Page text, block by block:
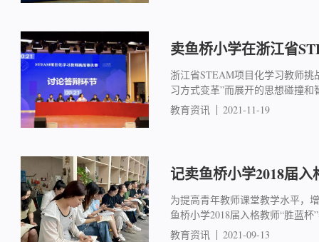
卖鱼桥小学在浙江省
浙江省STEAM项目化学习教师
习方式变革”而展开的思想碰撞和
教育资讯
2021-11-19
记卖鱼桥小学2018届
为提高青年教师课堂教学水平，
鱼桥小学2018届入格教师“胜蓝
教育资讯
2021-09-13